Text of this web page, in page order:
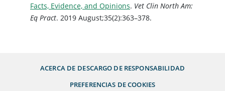
Facts, Evidence, and Opinions. Vet Clin North Am:
Eq Pract. 2019 August;35(2):363–378.
ACERCA DE DESCARGO DE RESPONSABILIDAD
PREFERENCIAS DE COOKIES